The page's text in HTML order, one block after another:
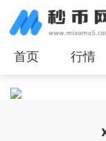
首页 行情